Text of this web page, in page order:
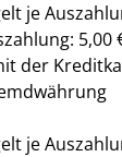
je
5,00
der
je